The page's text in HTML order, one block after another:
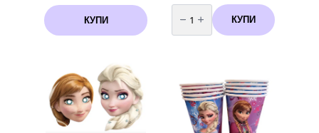
КУПИ
количество
за
Пинята
“Frozen”
32
см
КУПИ